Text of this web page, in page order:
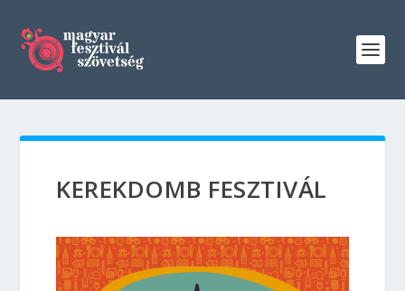
KEREKDOMB FESZTIVÁL